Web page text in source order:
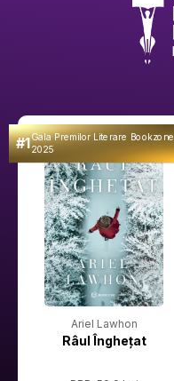
#1Gala Premilor Literare Bookzone
2025
Ariel Lawhon
Râul Înghețat